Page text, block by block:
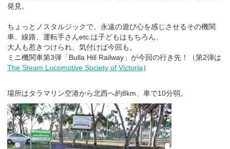
発見。
ちょっとノスタルジックで、永遠の遊び心を感じさせるその機関
車、線路、運転手さんetc.は子どもはもちろん、
大人も惹きつけられ、気付けば今回も。
ミニ機関車第3弾「Bulla Hill Railway」が今回の行き先！（第2弾は
The Steam Locomotive Society of Victoria）
場所はタラマリン空港から北西へ約8km、車で10分弱。